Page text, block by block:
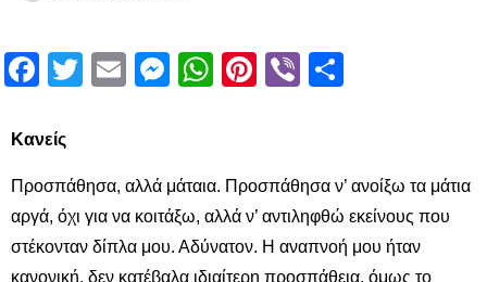
Facebook
Twitter
EmailMessenger
WhatsApp
Pinterest
Viber
Κανείς
Προσπάθησα, αλλά μάταια. Προσπάθησα ν’ ανοίξω τα μάτια
αργά, όχι για να κοιτάξω, αλλά ν’ αντιληφθώ εκείνους που
στέκονταν δίπλα μου. Αδύνατον. Η αναπνοή μου ήταν
κανονική, δεν κατέβαλα ιδιαίτερη προσπάθεια, όμως το